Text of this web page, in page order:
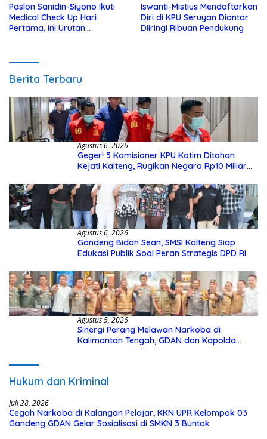
Paslon Sanidin-Siyono Ikuti
Medical Check Up Hari
Pertama, Ini Urutan
Iswanti-Mistius Mendaftarkan
Diri di KPU Seruyan Diantar
Diiringi Ribuan Pendukung
Berita Terbaru
Agustus 6, 2026
Geger! 5 Komisioner KPU Kotim Ditahan
Kejati Kalteng, Rugikan Negara Rp10 Miliar
Agustus 6, 2026
Gandeng Bidan Sean, SMSI Kalteng Siap
Edukasi Publik Soal Peran Strategis DPD RI
Agustus 5, 2026
Sinergi Perang Melawan Narkoba di
Kalimantan Tengah, GDAN dan Kapolda
Hukum dan Kriminal
Juli 28, 2026
Cegah Narkoba di Kalangan Pelajar, KKN UPR Kelompok 03
Gandeng GDAN Gelar Sosialisasi di SMKN 3 Buntok